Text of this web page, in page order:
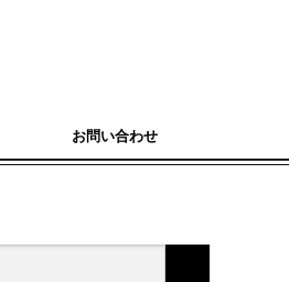
お問い合わせ